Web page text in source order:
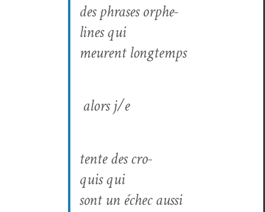
des phras­es orphe­
lines qui
meurent longtemps
alors j/e
tente des cro­
quis qui
sont un échec aussi